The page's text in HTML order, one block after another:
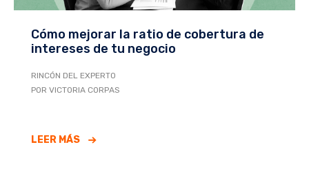
Cómo mejorar la ratio de cobertura de
intereses de tu negocio
RINCÓN DEL EXPERTO
POR VICTORIA CORPAS
LEER MÁS